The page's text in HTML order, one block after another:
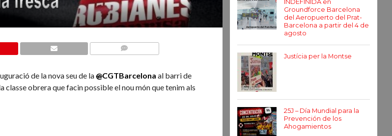
de la nova seu de la@CGTBarcelona al barri de
obrera que facin possible el nou món que tenim als
INDEFINIDA en
Groundforce Barcelona
del Aeropuerto del Prat-
Barcelona a partir del 4 de
agosto
Justícia per la Montse
25J – Día Mundial para la
Prevención de los
Ahogamientos